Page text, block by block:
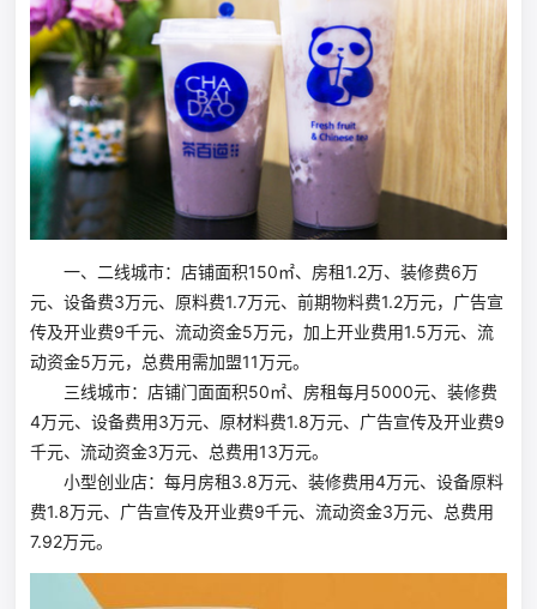
一、二线城市：店铺面积150㎡、房租1.2万、装修费6万
元、设备费3万元、原料费1.7万元、前期物料费1.2万元，广告宣
传及开业费9千元、流动资金5万元，加上开业费用1.5万元、流
动资金5万元，总费用需加盟11万元。
三线城市：店铺门面面积50㎡、房租每月5000元、装修费
4万元、设备费用3万元、原材料费1.8万元、广告宣传及开业费9
千元、流动资金3万元、总费用13万元。
小型创业店：每月房租3.8万元、装修费用4万元、设备原料
费1.8万元、广告宣传及开业费9千元、流动资金3万元、总费用
7.92万元。